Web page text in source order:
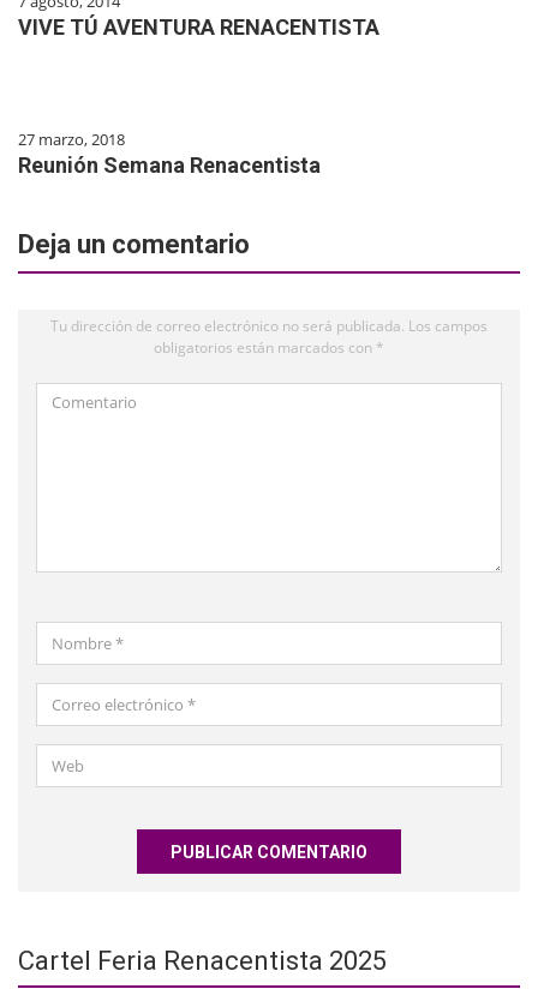
VIVE TÚ AVENTURA RENACENTISTA
27 marzo, 2018
Reunión Semana Renacentista
Deja un comentario
Tu dirección de correo electrónico no será publicada. Los campos
obligatorios están marcados con *
Comentario
Nombre
*
electrónico
*
Cartel Feria Renacentista 2025